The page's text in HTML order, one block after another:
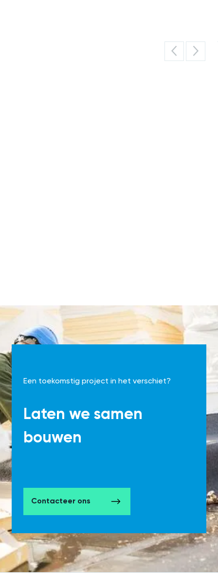
Een toekomstig project in het verschiet?
Laten we samen
bouwen
Contacteer ons